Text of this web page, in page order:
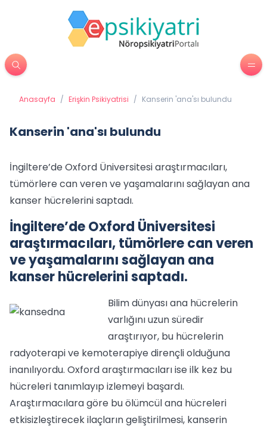
Anasayfa / Erişkin Psikiyatrisi / Kanserin 'ana'sı bulundu
Kanserin 'ana'sı bulundu
İngiltere’de Oxford Üniversitesi araştırmacıları,
tümörlere can veren ve yaşamalarını sağlayan ana
kanser hücrelerini saptadı.
İngiltere’de Oxford Üniversitesi
araştırmacıları, tümörlere can veren
ve yaşamalarını sağlayan ana
kanser hücrelerini saptadı.
Bilim dünyası ana hücrelerin
varlığını uzun süredir
araştırıyor, bu hücrelerin
radyoterapi ve kemoterapiye dirençli olduğuna
inanılıyordu. Oxford araştırmacıları ise ilk kez bu
hücreleri tanımlayıp izlemeyi başardı.
Araştırmacılara göre bu ölümcül ana hücreleri
etkisizleştirecek ilaçların geliştirilmesi, kanserin